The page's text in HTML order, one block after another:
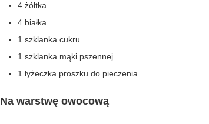
4 żółtka
4 białka
1 szklanka cukru
1 szklanka mąki pszennej
1 łyżeczka proszku do pieczenia
Na warstwę owocową